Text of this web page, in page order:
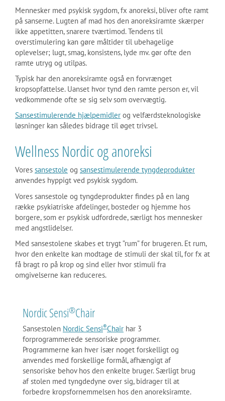
Mennesker med psykisk sygdom, fx anoreksi, bliver ofte ramt
på sanserne. Lugten af mad hos den anoreksiramte skærper
ikke appetitten, snarere tværtimod. Tendens til
overstimulering kan gøre måltider til ubehagelige
oplevelser; lugt, smag, konsistens, lyde mv. gør ofte den
ramte utryg og utilpas.
Typisk har den anoreksiramte også en forvrænget
kropsopfattelse. Uanset hvor tynd den ramte person er, vil
vedkommende ofte se sig selv som overvægtig.
Sansestimulerende hjælpemidler og velfærdsteknologiske
løsninger kan således bidrage til øget trivsel.
Wellness Nordic og anoreksi
Vores sansestole og sansestimulerende tyngdeprodukter
anvendes hyppigt ved psykisk sygdom.
Vores sansestole og tyngdeprodukter findes på en lang
række psykiatriske afdelinger, bosteder og hjemme hos
borgere, som er psykisk udfordrede, særligt hos mennesker
med angstlidelser.
Med sansestolene skabes et trygt ”rum” for brugeren. Et rum,
hvor den enkelte kan modtage de stimuli der skal til, for fx at
få bragt ro på krop og sind eller hvor stimuli fra
omgivelserne kan reduceres.
Nordic Sensi®Chair
Sansestolen Nordic Sensi®Chair har 3
forprogrammerede sensoriske programmer.
Programmerne kan hver især noget forskelligt og
anvendes med forskellige formål, afhængigt af
sensoriske behov hos den enkelte bruger. Særligt brug
af stolen med tyngdedyne over sig, bidrager til at
forbedre kropsfornemmelsen hos den anoreksiramte.